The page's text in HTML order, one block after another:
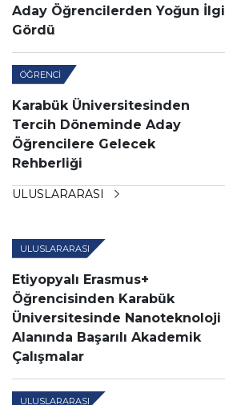
Aday Öğrencilerden Yoğun İlgi
Gördü
ÖĞRENCI
Karabük Üniversitesinden
Tercih Döneminde Aday
Öğrencilere Gelecek
Rehberliği
ULUSLARARASI
ULUSLARARASI
Etiyopyalı Erasmus+
Öğrencisinden Karabük
Üniversitesinde Nanoteknoloji
Alanında Başarılı Akademik
Çalışmalar
ULUSLARARASI